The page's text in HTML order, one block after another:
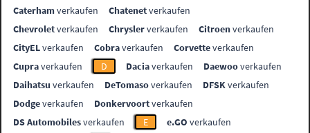
Caterhamverkaufen Chatenetverkaufen
Chevroletverkaufen Chryslerverkaufen Citroenverkaufen
CityELverkaufen Cobraverkaufen Corvetteverkaufen
Cupraverkaufen D Daciaverkaufen Daewooverkaufen
Daihatsu verkaufen DeTomasoverkaufen DFSKverkaufen
Dodgeverkaufen Donkervoortverkaufen
DS Automobilesverkaufen E e.GO verkaufen